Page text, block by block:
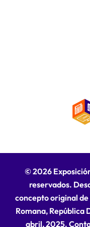
© 2026
reservados.
concepto original
Romana, República
abril, 2025.